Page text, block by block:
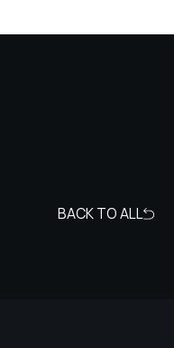
BACK TO ALL